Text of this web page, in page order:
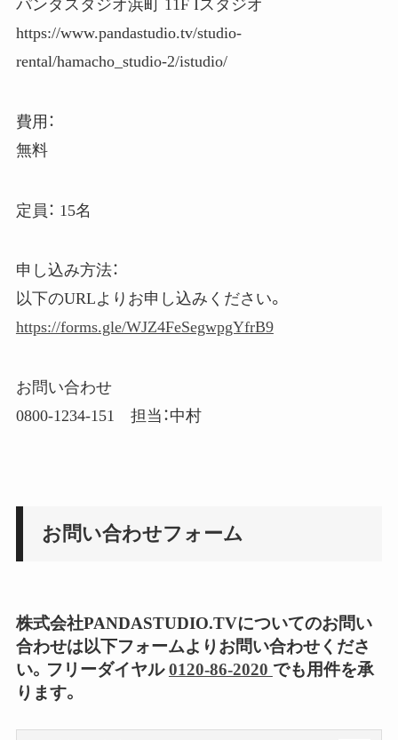
パンダスタジオ浜町 11F Iスタジオ
https://www.pandastudio.tv/studio-
rental/hamacho_studio-2/istudio/
費用：
無料
定員： 15名
申し込み方法：
以下のURLよりお申し込みください。
https://forms.gle/WJZ4FeSegwpgYfrB9
お問い合わせ
0800-1234-151 担当：中村
お問い合わせフォーム
株式会社PANDASTUDIO.TVについてのお問い
合わせは以下フォームよりお問い合わせくださ
い。フリーダイヤル0120-86-2020 でも用件を承
ります。